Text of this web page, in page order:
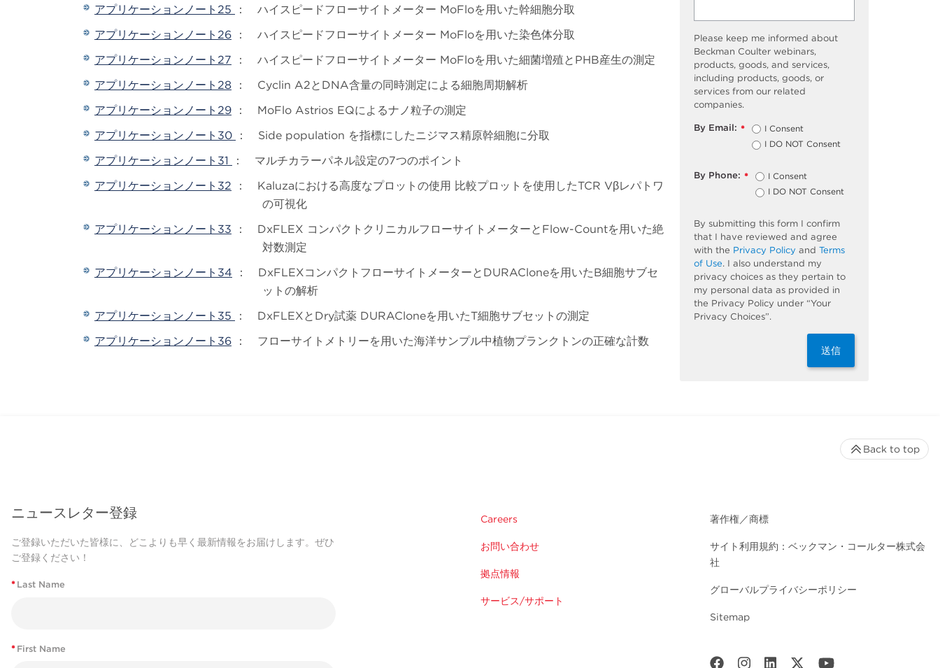
アプリケーションノート25
： ハイスピードフローサイトメーター MoFloを用いた幹細胞分取
アプリケーションノート26 ： ハイスピードフローサイトメーター MoFloを用いた染色体分取
アプリケーションノート27 ： ハイスピードフローサイトメーター MoFloを用いた細菌増殖とPHB産生の測定
アプリケーションノート28 ： Cyclin A2とDNA含量の同時測定による細胞周期解析
アプリケーションノート29 ： MoFlo Astrios EQによるナノ粒子の測定
アプリケーションノート30
： Side population を指標にしたニジマス精原幹細胞に分取
アプリケーションノート31
： マルチカラーパネル設定の7つのポイント
アプリケーションノート32 ： Kaluzaにおける高度なプロットの使用 比較プロットを使用したTCR Vβレパトワ
の可視化
アプリケーションノート33 ： DxFLEX コンパクトクリニカルフローサイトメーターとFlow-Countを用いた絶
対数測定
アプリケーションノート34 ： DxFLEXコンパクトフローサイトメーターとDURACloneを用いたB細胞サブセ
ットの解析
アプリケーションノート35
： DxFLEXとDry試薬 DURACloneを用いたT細胞サブセットの測定
アプリケーションノート36 ： フローサイトメトリーを用いた海洋サンプル中植物プランクトンの正確な計数
Please keep me informed about
Beckman Coulter webinars,
products, goods, and services,
including products, goods, or
services from our related
companies.
*
By Email:
I Consent
I DO NOT Consent
*
By Phone:
I Consent
I DO NOT Consent
By submitting this form I confirm
that I have reviewed and agree
with the Privacy Policy and Terms
of Use. I also understand my
privacy choices as they pertain to
my personal data as provided in
the Privacy Policy under “Your
Privacy Choices”.
送信
ニュースレター登録
ご登録いただいた皆様に、どこよりも早く最新情報をお届けします。ぜひ
ご登録ください！
* Last Name
* First Name
Careers
お問い合わせ
拠点情報
サービス/サポート
著作権／商標
サイト利用規約：ベックマン・コールター株式会
社
グローバルプライバシーポリシー
Sitemap
Back to top